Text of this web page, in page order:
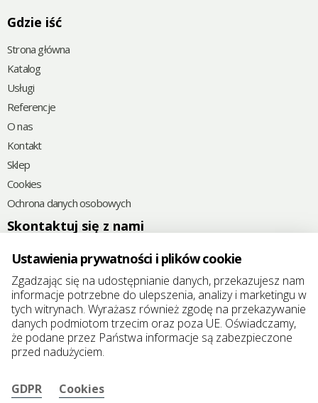
Gdzie iść
Strona główna
Katalog
Usługi
Referencje
O nas
Kontakt
Sklep
Cookies
Ochrona danych osobowych
Skontaktuj się z nami
+48785 592 382
@
elkoplast@elkoplast.pl
Chróścina 6D
49-345 Chróścina-Skorogoszcz, Polska
REGON: 383321457
NIP/VAT: 7471914499
Ustawienia prywatności i plików cookie
Zgadzając się na udostępnianie danych, przekazujesz nam
informacje potrzebne do ulepszenia, analizy i marketingu w
tych witrynach. Wyrażasz również zgodę na przekazywanie
danych podmiotom trzecim oraz poza UE. Oświadczamy,
że podane przez Państwa informacje są zabezpieczone
przed nadużyciem.
GDPR Cookies